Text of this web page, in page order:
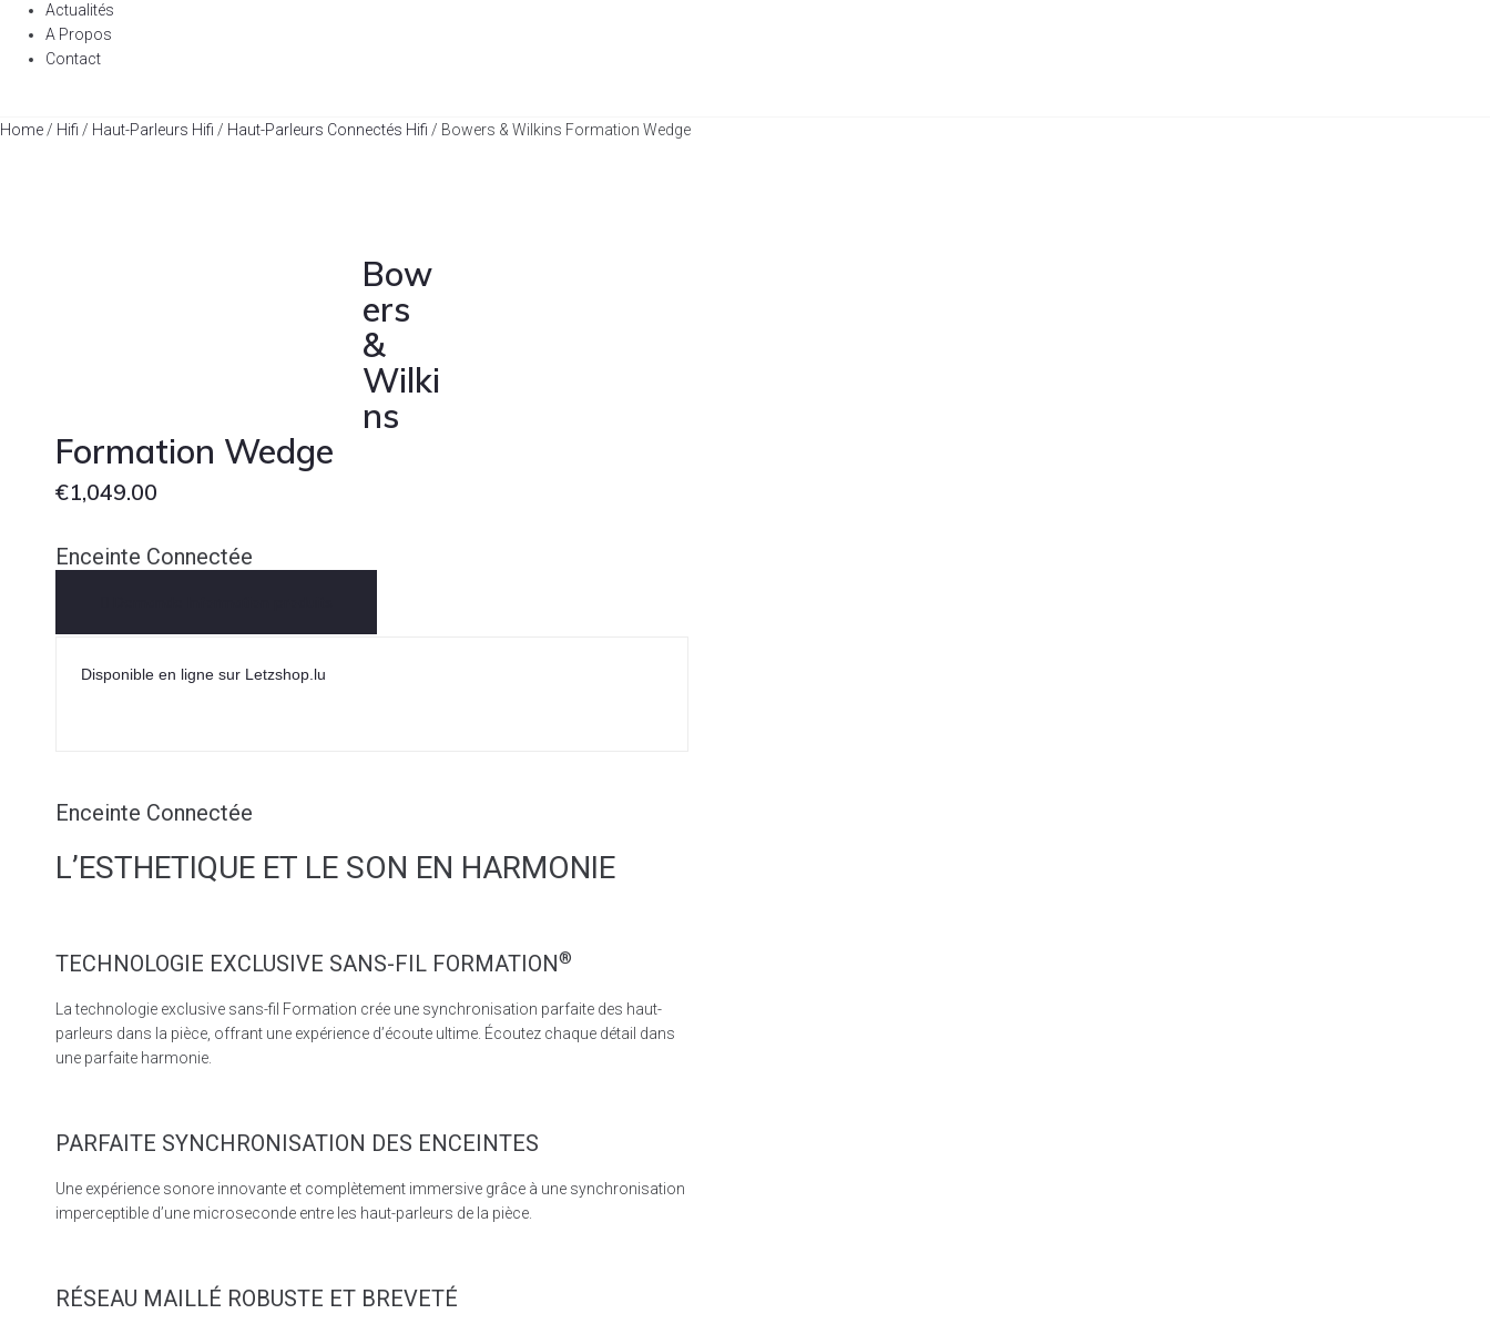
Actualités
A Propos
Contact
Home / Hifi / Haut-Parleurs Hifi / Haut-Parleurs Connectés Hifi / Bowers & Wilkins Formation Wedge
Bow
ers
&
Wilki
ns
Formation Wedge
€1,049.00
Enceinte Connectée
Disponible en ligne sur Letzshop.lu
Enceinte Connectée
L’ESTHETIQUE ET LE SON EN HARMONIE
TECHNOLOGIE EXCLUSIVE SANS-FIL FORMATION®
La technologie exclusive sans-fil Formation crée une synchronisation parfaite des haut-
parleurs dans la pièce, offrant une expérience d’écoute ultime. Écoutez chaque détail dans
une parfaite harmonie.
PARFAITE SYNCHRONISATION DES ENCEINTES
Une expérience sonore innovante et complètement immersive grâce à une synchronisation
imperceptible d’une microseconde entre les haut-parleurs de la pièce.
RÉSEAU MAILLÉ ROBUSTE ET BREVETÉ